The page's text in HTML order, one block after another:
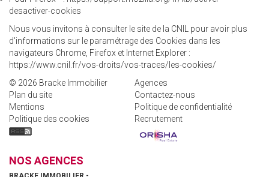
desactiver-cookies
Nous vous invitons à consulter le site de la CNIL pour avoir plus
d'informations sur le paramétrage des Cookies dans les
navigateurs Chrome, Firefox et Internet Explorer :
https://www.cnil.fr/vos-droits/vos-traces/les-cookies/
© 2026 Bracke Immobilier
Agences
Plan du site
Contactez-nous
Mentions
Politique de confidentialité
Politique des cookies
Recrutement
NOS AGENCES